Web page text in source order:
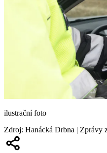
ilustrační foto
Zdroj: Hanácká Drbna | Zprávy